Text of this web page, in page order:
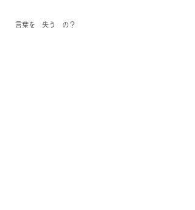
言葉を　失う　の？